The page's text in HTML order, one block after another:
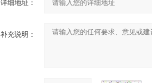
详细地址：
补充说明：